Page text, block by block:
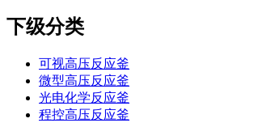
下级分类
可视高压反应釜
微型高压反应釜
光电化学反应釜
程控高压反应釜